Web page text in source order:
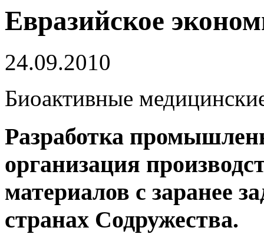
Евразийское
24.09.2010
Биоактивные
Разработка
организация
материалов с заранее
странах Содружества.